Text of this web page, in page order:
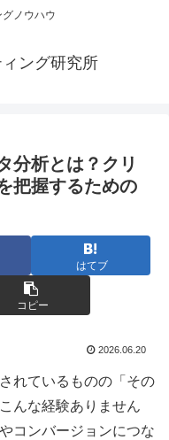
ノウハウ
ング研究所
分析とは？クリ
把握するための
はてブ
コピー
2026.06.20
れているものの「その
んな経験ありません
コンバージョンにつな